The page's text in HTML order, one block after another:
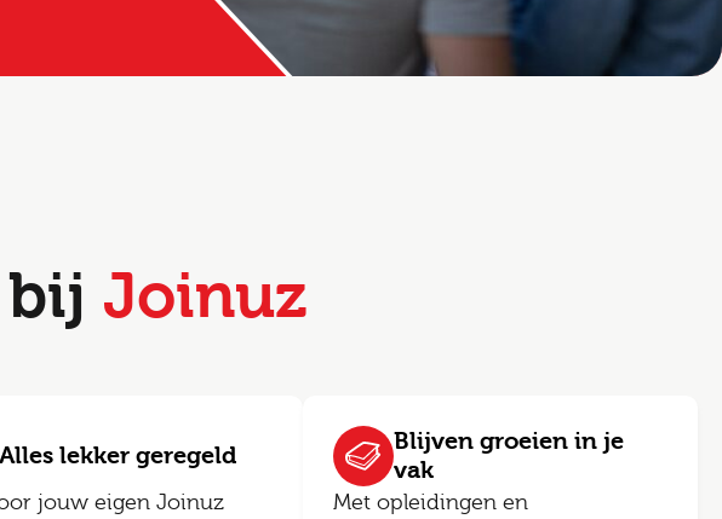
Joinuz
Alles lekker geregeld
jouw eigen Joinuz
Blijven groeien in je
vak
Met opleidingen en